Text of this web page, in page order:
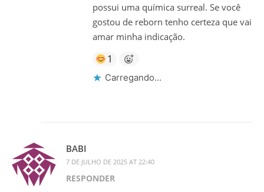
possui uma química surreal. Se você
gostou de reborn tenho certeza que vai
amar minha indicação.
1
Carregando...
BABI
7 DE JULHO DE 2025 AT 22:40
RESPONDER